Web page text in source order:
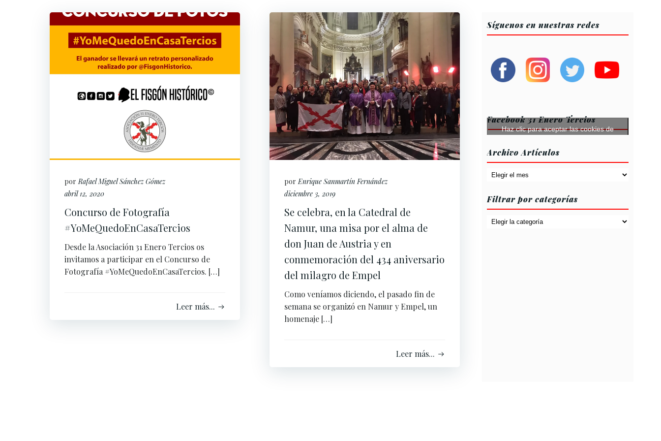
por Rafael Miguel Sánchez Gómez
abril 12, 2020
Concurso de Fotografía
#YoMeQuedoEnCasaTercios
Desde la Asociación 31 Enero Tercios os
invitamos a participar en el Concurso de
Fotografía #YoMeQuedoEnCasaTercios. […]
Leer más...
por Enrique Sanmartín Fernández
diciembre 3, 2019
Se celebra, en la Catedral de
Namur, una misa por el alma de
don Juan de Austria y en
conmemoración del 434 aniversario
del milagro de Empel
Como veníamos diciendo, el pasado fin de
semana se organizó en Namur y Empel, un
homenaje […]
Leer más...
Síguenos en nuestras redes
Facebook 31 Enero Tercios
Haz clic para aceptar las cookies de
Archivo Artículos
Archivo
Filtrar por categorías
Filtrar